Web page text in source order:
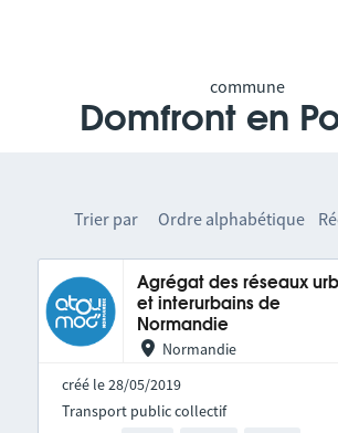
commune
Domfront en
Trier par Ordre alphabétique
Agrégat des réseaux
et interurbains de
Normandie
Normandie
créé le 28/05/2019
Transport public collectif